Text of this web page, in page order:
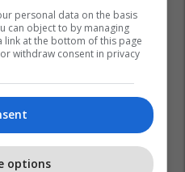
personal data on the basis
can object to by managing
at the bottom of this page
withdraw consent in privacy
options